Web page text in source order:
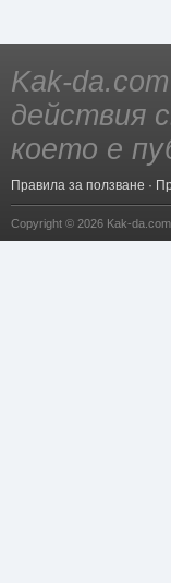
Kak-
действия
което е
Правила за ползване ·
Copyright © 2026 Kak-da.com